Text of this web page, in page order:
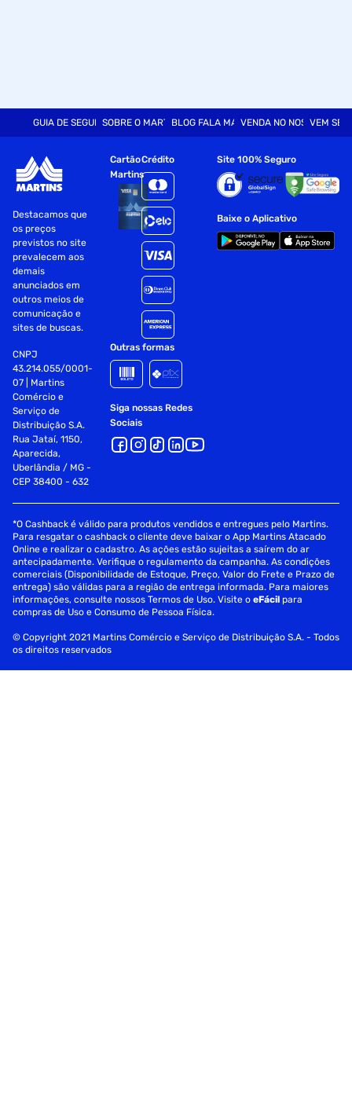
GUIA DE SEGURANÇASOBRE O MARTINSBLOG FALA MARTVENDA NO NOSSO SITE
VEM SER
Destacamos que
os preços
previstos no site
prevalecem aos
demais
anunciados em
outros meios de
comunicação e
sites de buscas.
CNPJ
43.214.055/0001-
07 | Martins
Comércio e
Serviço de
Distribuição S.A.
Rua Jataí, 1150,
Aparecida,
Uberlândia / MG -
CEP 38400 - 632
Cartão
Martins
Crédito
Outras formas
Siga nossas Redes
Sociais
Site 100% Seguro
Baixe o Aplicativo
*O Cashback é válido para produtos vendidos e entregues pelo Martins.
Para resgatar o cashback o cliente deve baixar o App Martins Atacado
Online e realizar o cadastro. As ações estão sujeitas a saírem do ar
antecipadamente. Verifique o regulamento da campanha. As condições
comerciais (Disponibilidade de Estoque, Preço, Valor do Frete e Prazo de
entrega) são válidas para a região de entrega informada. Para maiores
informações, consulte nossos Termos de Uso. Visite oeFácil para
compras de Uso e Consumo de Pessoa Física.
© Copyright 2021 Martins Comércio e Serviço de Distribuição S.A. - Todos
os direitos reservados